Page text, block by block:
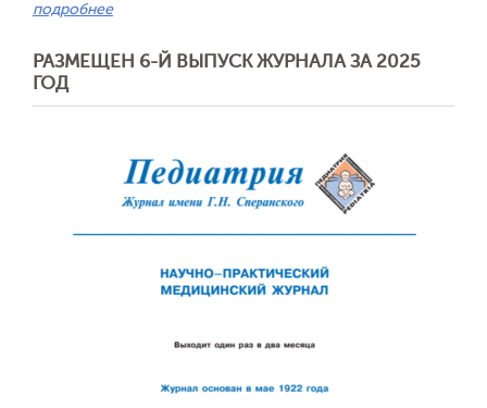
подробнее
РАЗМЕЩЕН 6-Й ВЫПУСК ЖУРНАЛА ЗА 2025
ГОД
Обратная